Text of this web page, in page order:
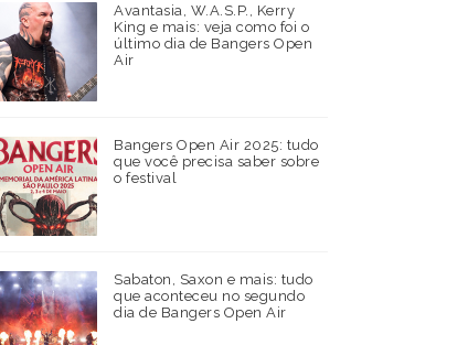
Avantasia, W.A.S.P., Kerry
King e mais: veja como foi o
último dia de Bangers Open
Air
Bangers Open Air 2025: tudo
que você precisa saber sobre
o festival
Sabaton, Saxon e mais: tudo
que aconteceu no segundo
dia de Bangers Open Air